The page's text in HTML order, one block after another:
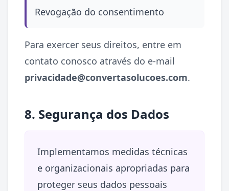
Revogação do consentimento
Para exercer seus direitos, entre em
contato conosco através do e-mail
privacidade@convertasolucoes.com.
8. Segurança dos Dados
Implementamos medidas técnicas
e organizacionais apropriadas para
proteger seus dados pessoais